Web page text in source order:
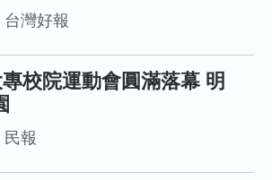
台灣好報
校院運動會圓滿落幕 明
民報